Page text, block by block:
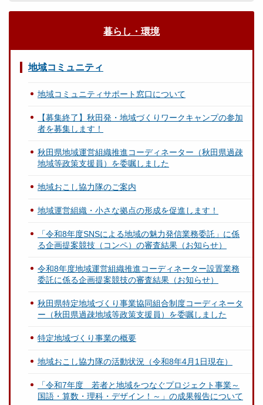
暮らし・環境
地域コミュニティ
地域コミュニティサポート窓口について
【募集終了】秋田発・地域づくりワークキャンプの参加
者を募集します！
秋田県地域運営組織推進コーディネーター（秋田県過疎
地域等政策支援員）を委嘱しました
地域おこし協力隊のご案内
地域運営組織・小さな拠点の形成を促進します！
「令和8年度SNSによる地域の魅力発信業務委託」に係
る企画提案競技（コンペ）の審査結果（お知らせ）
令和8年度地域運営組織推進コーディネーター設置業務
委託に係る企画提案競技の審査結果（お知らせ）
秋田県特定地域づくり事業協同組合制度コーディネータ
ー（秋田県過疎地域等政策支援員）を委嘱しました
特定地域づくり事業の概要
地域おこし協力隊の活動状況（令和8年4月1日現在）
「令和7年度 若者と地域をつなぐプロジェクト事業～
国語・算数・理科・デザイン！～」の成果報告について